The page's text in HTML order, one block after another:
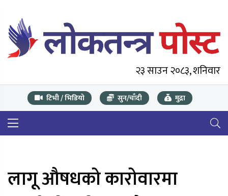
२३ साउन २०८३, शनिवार
टिभी / भिडियो सुन/चाँदी मुद्रा
लागू औषधको कारोवारमा